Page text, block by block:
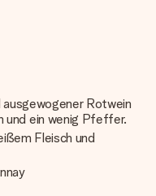
ausgewogener Rotwein
und ein wenig Pfeffer.
Fleisch und